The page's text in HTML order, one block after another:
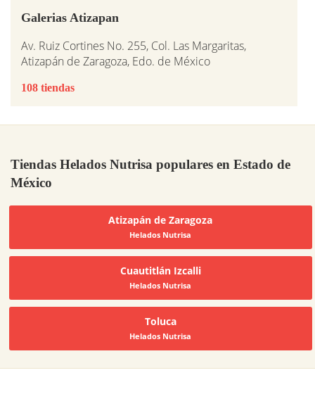
Galerias Atizapan
Av. Ruiz Cortines No. 255, Col. Las Margaritas,
Atizapán de Zaragoza, Edo. de México
108 tiendas
Tiendas Helados Nutrisa populares en Estado de
México
Atizapán de Zaragoza
Helados Nutrisa
Cuautitlán Izcalli
Helados Nutrisa
Toluca
Helados Nutrisa